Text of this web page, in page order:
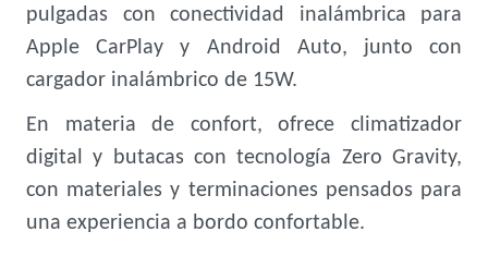
pulgadas con conectividad inalámbrica para
Apple CarPlay y Android Auto, junto con
cargador inalámbrico de 15W.
En materia de confort, ofrece climatizador
digital y butacas con tecnología Zero Gravity,
con materiales y terminaciones pensados para
una experiencia a bordo confortable.